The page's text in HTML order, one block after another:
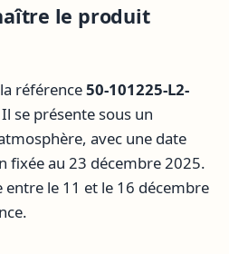
le produit
référence50-101225-L2-
se présente sous un
avec une date
fixée au 23 décembre 2025.
entre le 11 et le 16 décembre